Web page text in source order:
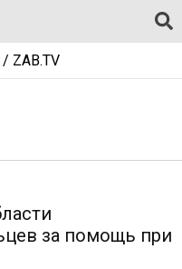
ZAB.TV
за помощь при